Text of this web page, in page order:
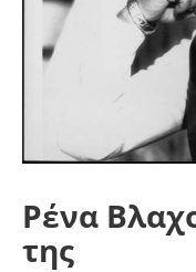
Ρένα
της